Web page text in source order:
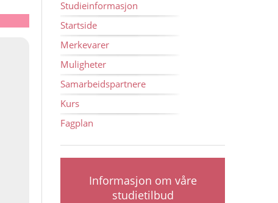
Studieinformasjon
Startside
Merkevarer
Muligheter
Samarbeidspartnere
Kurs
Fagplan
Informasjon om våre
studietilbud